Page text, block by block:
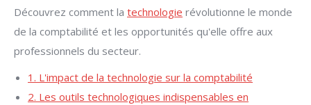
Découvrez comment la technologie révolutionne le monde
de la comptabilité et les opportunités qu'elle offre aux
professionnels du secteur.
1. L'impact de la technologie sur la comptabilité
2. Les outils technologiques indispensables en